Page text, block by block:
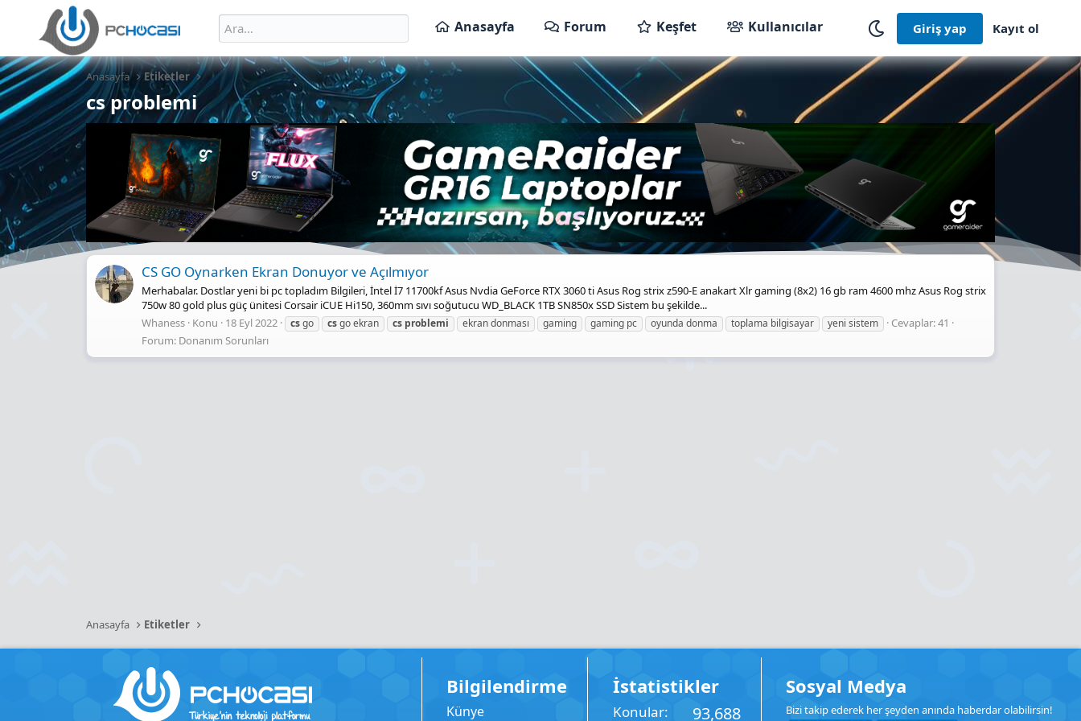
Anasayfa Forum Keşfet Kullanıcılar Giriş yap Kayıt ol
Anasayfa Etiketler
cs problemi
CS GO Oynarken Ekran Donuyor ve Açılmıyor
Merhabalar. Dostlar yeni bi pc topladım Bilgileri, İntel İ7 11700kf Asus Nvdia GeForce RTX 3060 ti Asus Rog strix z590-E anakart Xlr gaming (8x2) 16 gb ram 4600 mhz Asus Rog strix
750w 80 gold plus güç ünitesi Corsair iCUE Hi150, 360mm sıvı soğutucu WD_BLACK 1TB SN850x SSD Sistem bu şekilde...
Whaness Konu 18 Eyl 2022 csgo csgo ekran cs problemi ekran donması gaming gaming pc oyunda donma toplama bilgisayar yeni sistem
Cevaplar: 41
Forum: Donanım Sorunları
Anasayfa Etiketler
Bilgilendirme
Künye
İstatistikler
Konular 93,688
Sosyal Medya
Bizi takip ederek her şeyden anında haberdar olabilirsin!